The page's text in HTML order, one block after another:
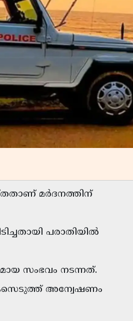
മർദനത്തിന്
പരാതിയിൽ
സംഭവം നടന്നത്.
അന്വേഷണം